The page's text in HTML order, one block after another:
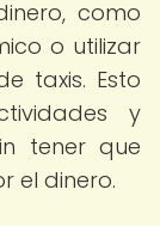
como
o utilizar
taxis. Esto
y
tener que
el dinero.